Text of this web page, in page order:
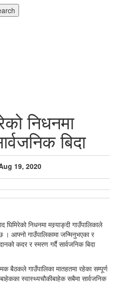
निधनमा
बिदा
19, 2020
घिमिरेको निधनमा मस्र्याङ्दी गाउँपालिकाले
। आफ्नो गाउँपालिकामा जन्मिनुभएका र
कदर र स्मरण गर्दै सार्वजनिक बिदा
बैठकले गाउँपालिका मातहतमा रहेका सम्पूर्ण
स्वास्थ्यचौकीबाहेक सबैमा सार्वजनिक